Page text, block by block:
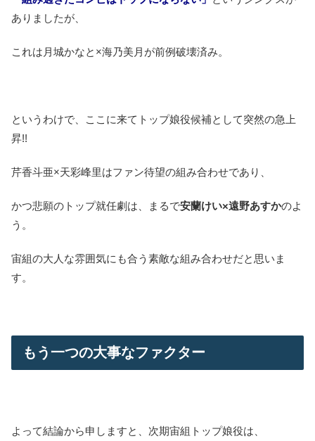
ありましたが、
これは月城かなと×海乃美月が前例破壊済み。
というわけで、ここに来てトップ娘役候補として突然の急上
昇!!
芹香斗亜×天彩峰里はファン待望の組み合わせであり、
かつ悲願のトップ就任劇は、まるで安蘭けい×遠野あすかのよ
う。
宙組の大人な雰囲気にも合う素敵な組み合わせだと思いま
す。
もう一つの大事なファクター
よって結論から申しますと、次期宙組トップ娘役は、